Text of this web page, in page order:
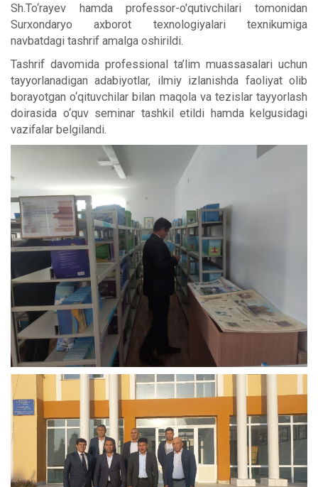
Sh.To‘rayev hamda professor-o'qutivchilari tomonidan
Surxondaryo axborot texnologiyalari texnikumiga
navbatdagi tashrif amalga oshirildi.
Tashrif davomida professional ta’lim muassasalari uchun
tayyorlanadigan adabiyotlar, ilmiy izlanishda faoliyat olib
borayotgan o‘qituvchilar bilan maqola va tezislar tayyorlash
doirasida o‘quv seminar tashkil etildi hamda kelgusidagi
vazifalar belgilandi.